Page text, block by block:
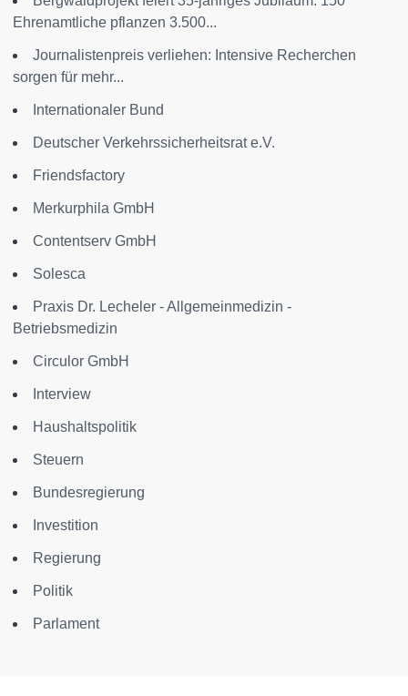
Ehrenamtliche pflanzen 3.500...
Journalistenpreis verliehen: Intensive Recherchen
sorgen für mehr...
Internationaler Bund
Deutscher Verkehrssicherheitsrat e.V.
Friendsfactory
Merkurphila GmbH
Contentserv GmbH
Solesca
Praxis Dr. Lecheler - Allgemeinmedizin -
Betriebsmedizin
Circulor GmbH
Interview
Haushaltspolitik
Steuern
Bundesregierung
Investition
Regierung
Politik
Parlament